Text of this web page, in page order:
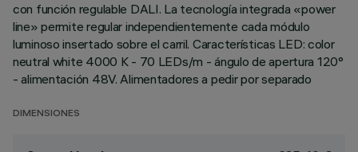
con función regulable DALI. La tecnología integrada «power
line» permite regular independientemente cada módulo
luminoso insertado sobre el carril. Características LED: color
neutral white 4000 K - 70 LEDs/m - ángulo de apertura 120°
- alimentación 48V. Alimentadores a pedir por separado
DIMENSIONES